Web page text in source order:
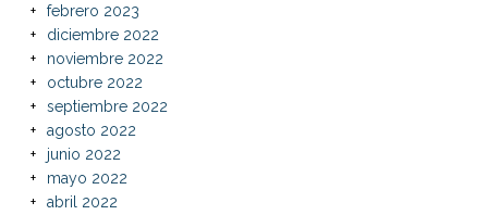
febrero 2023
diciembre 2022
noviembre 2022
octubre 2022
septiembre 2022
agosto 2022
junio 2022
mayo 2022
abril 2022